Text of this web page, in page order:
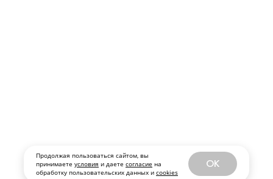
Продолжая пользоваться сайтом, вы
принимаете условия и даете согласие на
обработку пользовательских данных и cookies
OK